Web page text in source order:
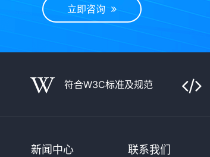
立即咨询
符合W3C标准及规范
新闻中心 联系我们